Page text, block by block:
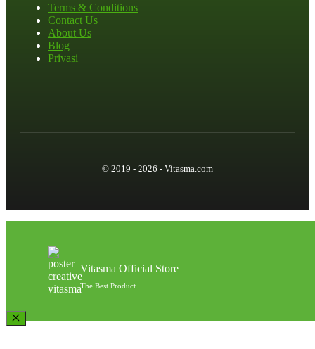
Terms & Conditions
Contact Us
About Us
Blog
Privasi
© 2019 - 2026 - Vitasma.com
Vitasma Official Store
The Best Product
Close